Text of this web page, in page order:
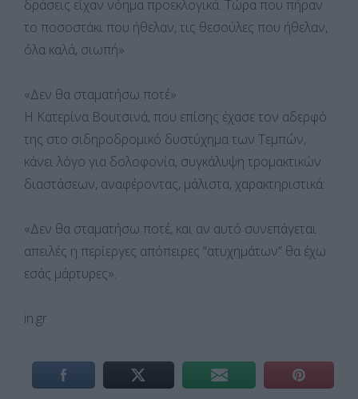
δράσεις είχαν νόημα προεκλογικά. Τώρα που πήραν
το ποσοστάκι που ήθελαν, τις θεσούλες που ήθελαν,
όλα καλά, σιωπή».
«Δεν θα σταματήσω ποτέ»
Η Κατερίνα Βουτσινά, που επίσης έχασε τον αδερφό
της στο σιδηροδρομικό δυστύχημα των Τεμπών,
κάνει λόγο για δολοφονία, συγκάλυψη τρομακτικών
διαστάσεων, αναφέροντας, μάλιστα, χαρακτηριστικά:
«Δεν θα σταματήσω ποτέ, και αν αυτό συνεπάγεται
απειλές η περίεργες απόπειρες “ατυχημάτων” θα έχω
εσάς μάρτυρες».
in.gr